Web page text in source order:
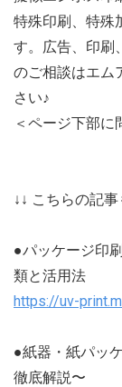
特殊印刷、特殊
す。広告、印刷
のご相談はエム
さい♪
＜ページ下部に
↓↓ こちらの記
●パッケージ印
類と活用法
https://uv-
●紙器・紙パッ
徹底解説〜